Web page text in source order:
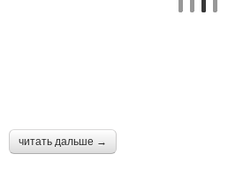
читать дальше →